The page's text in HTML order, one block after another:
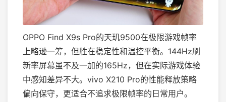
OPPO Find X9s Pro的天玑9500在极限游戏帧率
上略逊一筹，但胜在稳定性和温控平衡。144Hz刷
新率屏幕虽不及一加的165Hz，但在实际游戏体验
中感知差异不大。vivo X210 Pro的性能释放策略
偏向保守，更适合不追求极限帧率的日常用户。